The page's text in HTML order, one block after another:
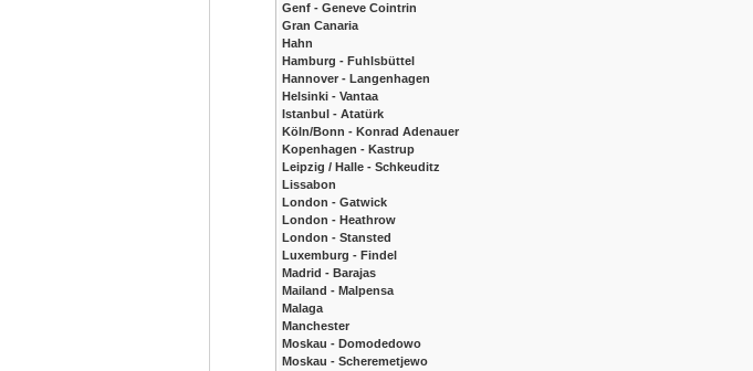
Genf - Geneve Cointrin
Gran Canaria
Hahn
Hamburg - Fuhlsbüttel
Hannover - Langenhagen
Helsinki - Vantaa
Istanbul - Atatürk
Köln/Bonn - Konrad Adenauer
Kopenhagen - Kastrup
Leipzig / Halle - Schkeuditz
Lissabon
London - Gatwick
London - Heathrow
London - Stansted
Luxemburg - Findel
Madrid - Barajas
Mailand - Malpensa
Malaga
Manchester
Moskau - Domodedowo
Moskau - Scheremetjewo